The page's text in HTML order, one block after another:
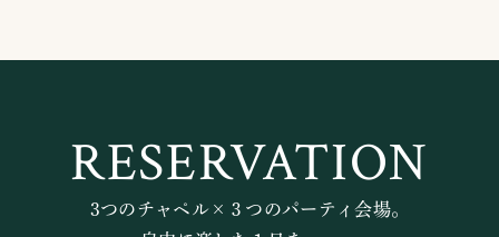
RESERVATION
3つのチャペル×３つのパーティ会場。